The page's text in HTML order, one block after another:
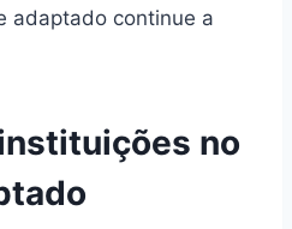
adaptado continue a
no